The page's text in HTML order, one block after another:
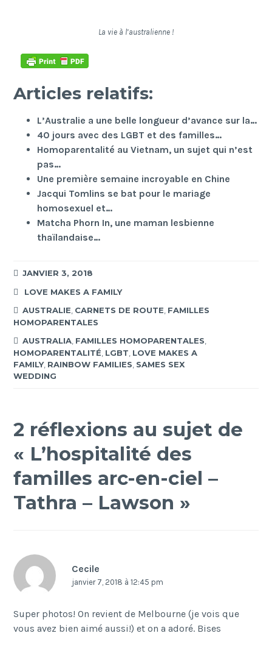
La vie à l’australienne !
Articles relatifs:
L’Australie a une belle longueur d’avance sur la…
40 jours avec des LGBT et des familles…
Homoparentalité au Vietnam, un sujet qui n’est
pas…
Une première semaine incroyable en Chine
Jacqui Tomlins se bat pour le mariage
homosexuel et…
Matcha Phorn In, une maman lesbienne
thaïlandaise…
JANVIER 3, 2018
LOVE MAKES A FAMILY
AUSTRALIE CARNETS DE ROUTE FAMILLES
HOMOPARENTALES
AUSTRALIA FAMILLES HOMOPARENTALES
HOMOPARENTALITÉ LGBT LOVE MAKES A
FAMILY, RAINBOW FAMILIES SAMES SEX
WEDDING
2 réflexions au sujet de
« L’hospitalité des
familles arc-en-ciel –
Tathra – Lawson »
Cecile
janvier 7, 2018 à 12:45 pm
Super photos! On revient de Melbourne (je vois que
vous avez bien aimé aussi!) et on a adoré. Bises